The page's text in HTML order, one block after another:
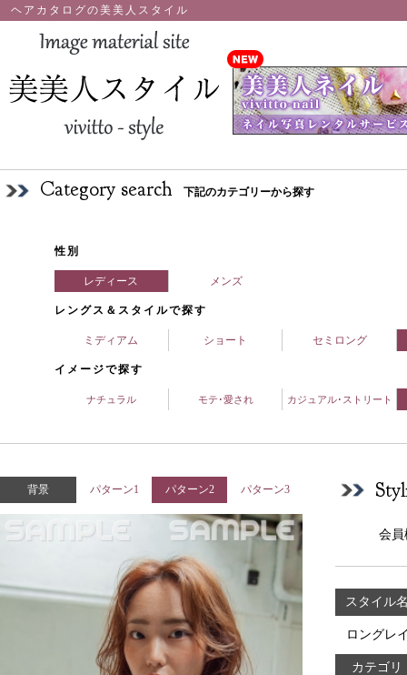
ヘアカタログの美美人スタイル
Category search 下記のカテゴリーから探す
性別
レディース メンズ
レングス＆スタイルで探す
ミディアム ショート セミロング
イメージで探す
ナチュラル モテ･愛され カジュアル･ストリート
背景 パターン1 パターン2 パターン3
会員
スタイル
ロングレ
カテゴリ